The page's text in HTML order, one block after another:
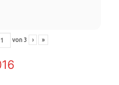
von 3 › »